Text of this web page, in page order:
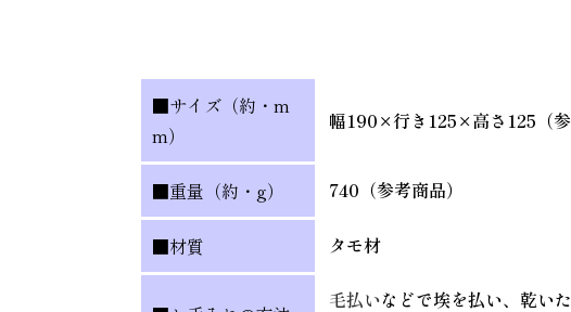
■サイズ（約・m
m）
幅190×行き125×高さ125（
■重量（約・g） 740（参考商品）
■材質 タモ材
毛払いなどで埃を払い、乾い